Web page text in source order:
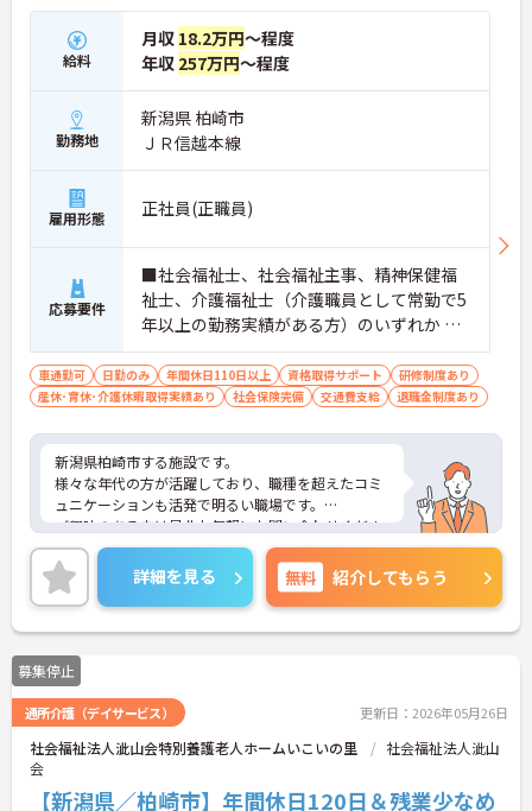
給料
月収 18.2万円～程度
年収 257万円～程度
勤務地
新潟県 柏崎市
ＪＲ信越本線
雇用形態 正社員(正職員)
応募要件
■社会福祉士、社会福祉主事、精神保健福
祉士、介護福祉士（介護職員として常勤で5
年以上の勤務実績がある方）のいずれか ※
普通自動車免許
車通勤可 日勤のみ 年間休日110日以上 資格取得サポート
研修制度あり
産休･育休･介護休暇取得実績あり
社会保険完備 交通費支給 退職金制度あり
新潟県柏崎市する施設です。
様々な年代の方が活躍しており、職種を超えたコミ
ュニケーションも活発で明るい職場です。
ご興味のある方は是非お気軽にお問い合わせくださ
い。
詳細を見る 無料 紹介してもらう
募集停止
通所介護（デイサービス） 更新日：2026年05月26日
社会福祉法人泚山会特別養護老人ホームいこいの里
社会福祉法人泚山
会
【新潟県／柏崎市】年間休日120日＆残業少なめ